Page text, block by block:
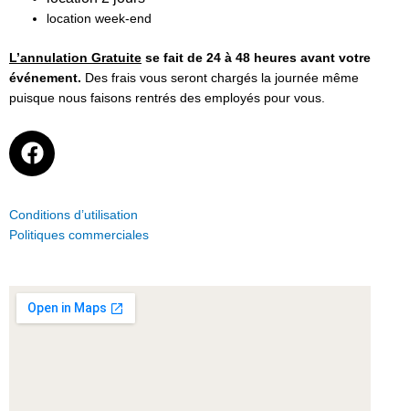
location week-end
L’annulation Gratuite se fait de 24 à 48 heures avant votre
événement. Des frais vous seront chargés la journée même
puisque nous faisons rentrés des employés pour vous.
F
a
e
b
k
Conditions d’utilisation
Politiques commerciales